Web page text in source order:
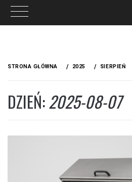
treściSTRONA GŁÓWNA 2025 SIERPIEŃ
DZIEŃ:2025-08-07